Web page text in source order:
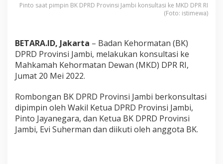
o
s
i
J
a
i
K
o
n
s
Pinto saat pimpin BK DPRD Provinsi Jambi konsultasi ke MKD DPR RI
(Foto: istimewa)
BETARA.ID, Jakarta – Badan Kehormatan (BK)
DPRD Provinsi Jambi, melakukan konsultasi ke
Mahkamah Kehormatan Dewan (MKD) DPR RI,
Jumat 20 Mei 2022.
Rombongan BK DPRD Provinsi Jambi berkonsultasi
dipimpin oleh Wakil Ketua DPRD Provinsi Jambi,
Pinto Jayanegara, dan Ketua BK DPRD Provinsi
Jambi, Evi Suherman dan diikuti oleh anggota BK.